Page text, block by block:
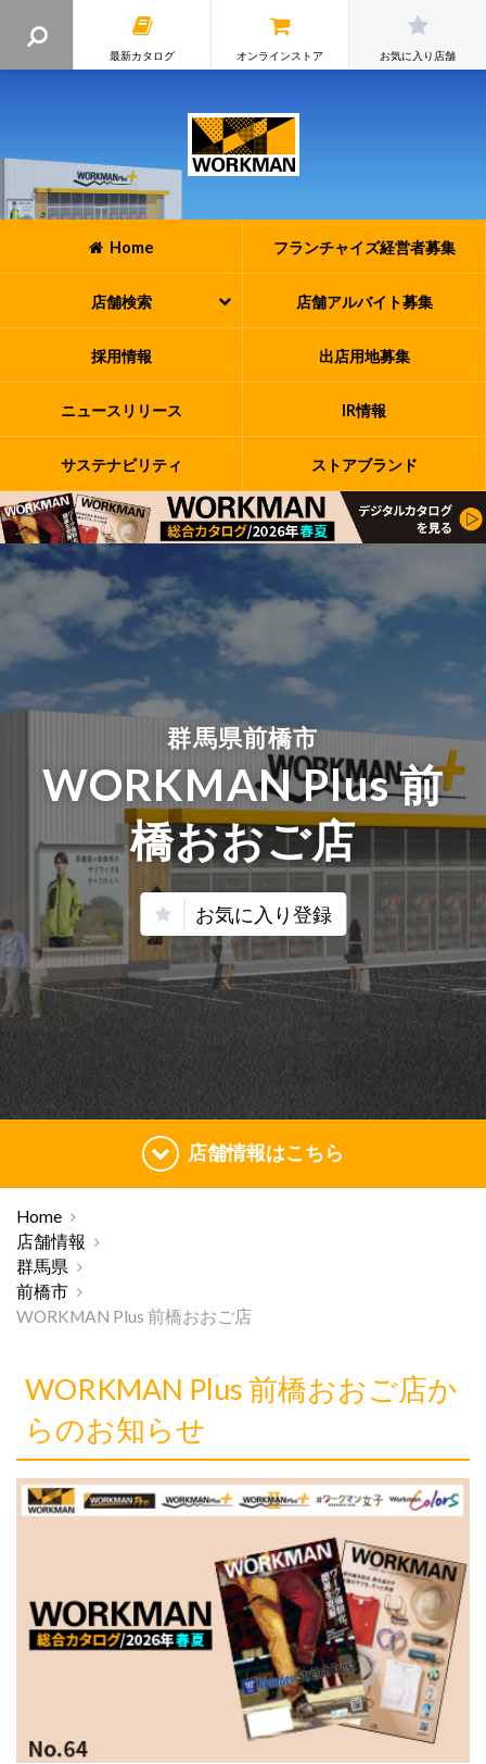
最新カタログ オンラインストア お気に入り店舗
Home フランチャイズ経営者募集
店舗検索 店舗アルバイト募集
採用情報 出店用地募集
ニュースリリース IR情報
サステナビリティ ストアブランド
群馬県前橋市
WORKMAN Plus 前
橋おおご店
お気に入り登録
店舗情報はこちら
Home
店舗情報
群馬県
前橋市
WORKMAN Plus 前橋おおご店
WORKMAN Plus 前橋おおご店か
らのお知らせ